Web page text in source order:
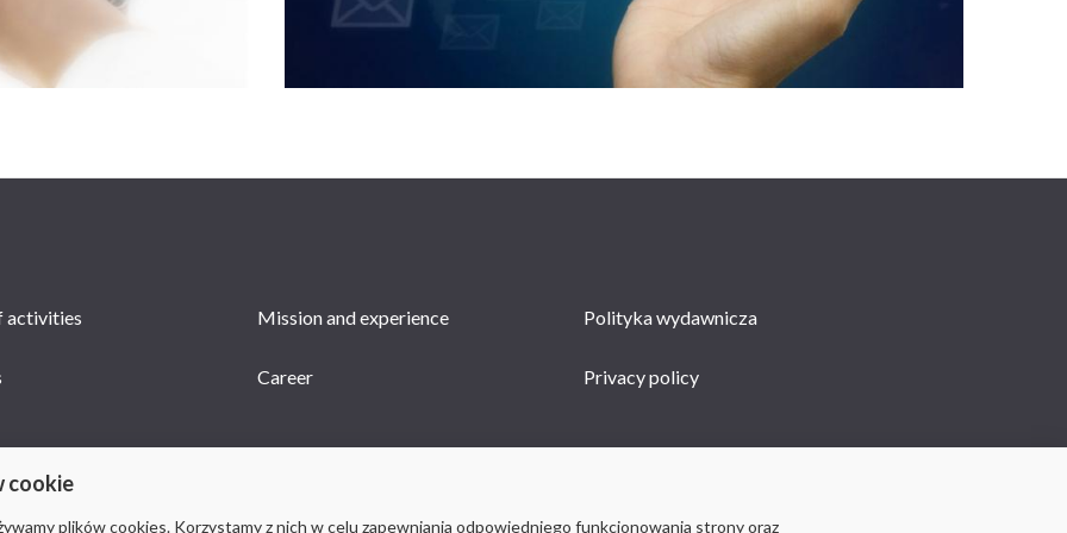
cookie
plików cookies. Korzystamy z nich w celu zapewniania odpowiedniego funkcjonowania strony oraz
activities Mission and experience Polityka wydawnicza
Career Privacy policy